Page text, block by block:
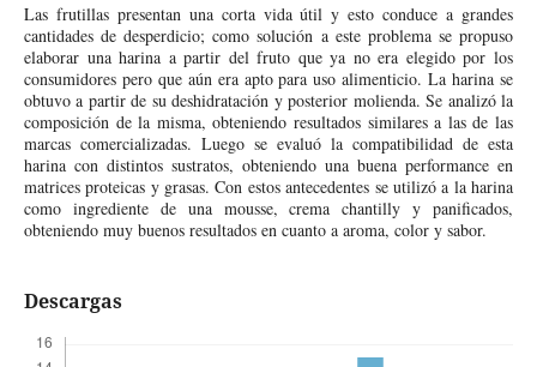
Las frutillas presentan una corta vida útil y esto conduce a grandes
cantidades de desperdicio; como solución a este problema se propuso
elaborar una harina a partir del fruto que ya no era elegido por los
consumidores pero que aún era apto para uso alimenticio. La harina se
obtuvo a partir de su deshidratación y posterior molienda. Se analizó la
composición de la misma, obteniendo resultados similares a las de las
marcas comercializadas. Luego se evaluó la compatibilidad de esta
harina con distintos sustratos, obteniendo una buena performance en
matrices proteicas y grasas. Con estos antecedentes se utilizó a la harina
como ingrediente de una mousse, crema chantilly y panificados,
obteniendo muy buenos resultados en cuanto a aroma, color y sabor.
Descargas